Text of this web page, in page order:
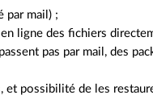
par mail) ;
ligne des fichiers
pas par mail, des
possibilité de les